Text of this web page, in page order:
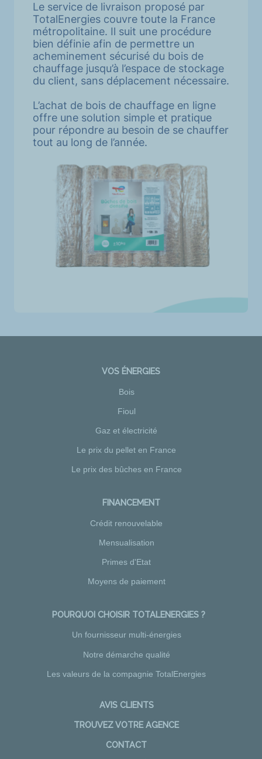
Le service de livraison proposé par
TotalEnergies couvre toute la France
métropolitaine. Il suit une procédure
bien définie afin de permettre un
acheminement sécurisé du bois de
chauffage jusqu’à l’espace de stockage
du client, sans déplacement nécessaire.
L’achat de bois de chauffage en ligne
offre une solution simple et pratique
pour répondre au besoin de se chauffer
tout au long de l’année.
VOS ÉNERGIES
Bois
Fioul
Gaz et électricité
Le prix du pellet en France
Le prix des bûches en France
FINANCEMENT
Crédit renouvelable
Mensualisation
Primes d'Etat
Moyens de paiement
POURQUOI CHOISIR TOTALENERGIES ?
Un fournisseur multi-énergies
Notre démarche qualité
Les valeurs de la compagnie TotalEnergies
AVIS CLIENTS
TROUVEZ VOTRE AGENCE
CONTACT